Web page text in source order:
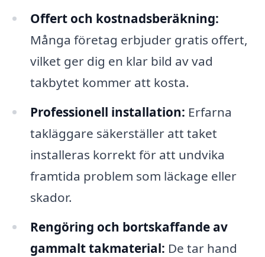
Offert och kostnadsberäkning:
Många företag erbjuder gratis offert,
vilket ger dig en klar bild av vad
takbytet kommer att kosta.
Professionell installation: Erfarna
takläggare säkerställer att taket
installeras korrekt för att undvika
framtida problem som läckage eller
skador.
Rengöring och bortskaffande av
gammalt takmaterial: De tar hand